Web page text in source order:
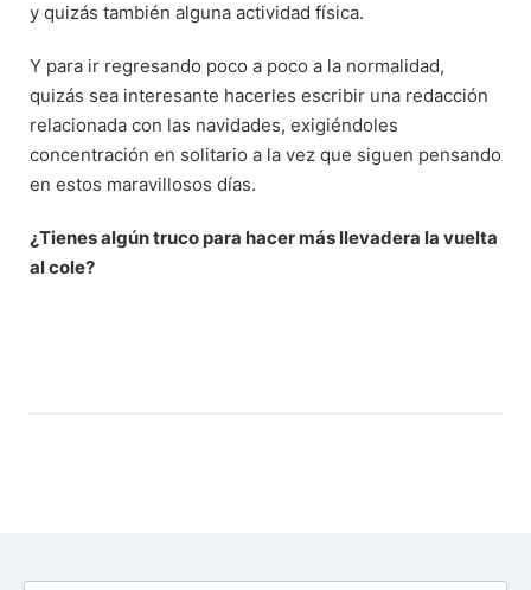
y quizás también alguna actividad física.
Y para ir regresando poco a poco a la normalidad,
quizás sea interesante hacerles escribir una redacción
relacionada con las navidades, exigiéndoles
concentración en solitario a la vez que siguen pensando
en estos maravillosos días.
¿Tienes algún truco para hacer más llevadera la vuelta
al cole?